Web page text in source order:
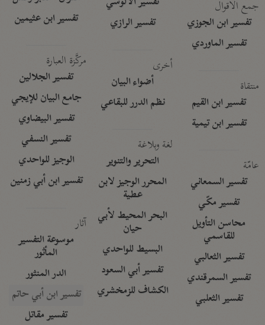
جمع الأقوال
تفسير ابن الجوزي
تفسير الماوردي
منتقاة
تفسير ابن القيم
تفسير ابن تيمية
عامّة
تفسير السمعاني
تفسير مكّي
محاسن التأويل
للقاسمي
تفسير الثعالبي
تفسير السمرقندي
تفسير الثعلبي
تفسير الرازي
أخرى
أضواء البيان
نظم الدرر للبقاعي
لغة وبلاغة
التحرير والتنوير
المحرر الوجيز لابن
عطية
البحر المحيط لأبي
حيان
البسيط للواحدي
تفسير أبي السعود
الكشاف للزمخشري
تفسير ابن عثيمين
مركَّزة العبارة
تفسير الجلالين
جامع البيان للإيجي
تفسير البيضاوي
تفسير النسفي
الوجيز للواحدي
تفسير ابن أبي زمنين
آثار
موسوعة التفسير
المأثور
الدر المنثور
تفسير ابن أبي حاتم
تفسير مقاتل